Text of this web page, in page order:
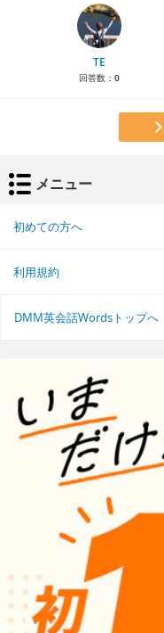
TE
回答数： 0
メニュー
初めての方へ
利用規約
DMM英会話Wordsトップへ